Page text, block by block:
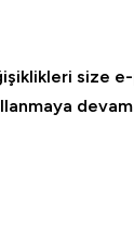
size